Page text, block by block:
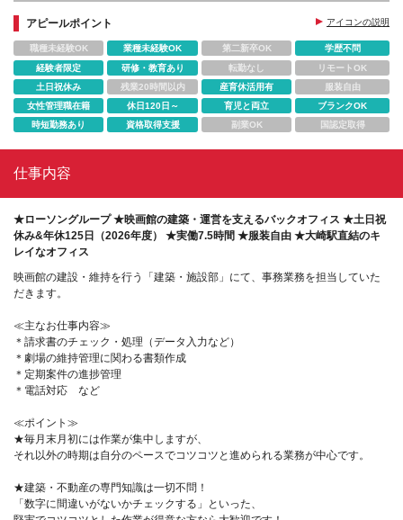
アピールポイント アイコンの説明
職種未経験OK 業種未経験OK 第二新卒OK
学歴不問
経験者限定
研修・教育あり 転勤なし
リモートOK
土日祝休み
残業20時間以内 産育休活用有
服装自由
女性管理職在籍
休日120日～ 育児と両立
ブランクOK
時短勤務あり
資格取得支援 副業OK 国認定取得
仕事内容
★ローソングループ ★映画館の建築・運営を支えるバックオフィス ★土日祝
休み&年休125日（2026年度） ★実働7.5時間 ★服装自由 ★大崎駅直結のキ
レイなオフィス
映画館の建設・維持を行う「建築・施設部」にて、事務業務を担当していた
だきます。
≪主なお仕事内容≫
＊請求書のチェック・処理（データ入力など）
＊劇場の維持管理に関わる書類作成
＊定期案件の進捗管理
＊電話対応 など
≪ポイント≫
★毎月末月初には作業が集中しますが、
それ以外の時期は自分のペースでコツコツと進められる業務が中心です。
★建築・不動産の専門知識は一切不問！
「数字に間違いがないかチェックする」といった、